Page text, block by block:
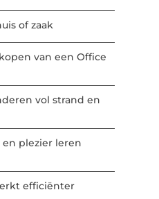
of zaak
van een Office
vol strand en
plezier leren
efficiënter